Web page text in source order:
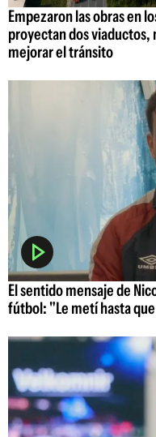
Empezaron las obras en
proyectan dos viaductos,
mejorar el tránsito
El sentido mensaje de
fútbol: "Le metí hasta